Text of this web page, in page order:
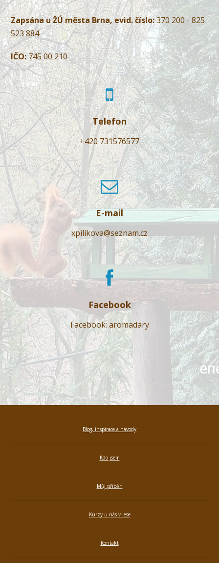
Zapsána u ŽÚ města Brna, evid. číslo:370 200 - 825
523 884
IČO:745 00 210
Telefon
+420 731576577
E-mail
xpilikova@seznam.cz
Facebook
Facebook: aromadary
Blog, inspirace a návody
Kdo jsem
Můj příběh
Kurzy u nás v lese
Kontakt